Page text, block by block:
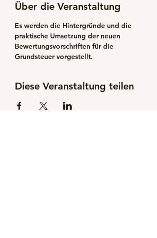
Über die Veranstaltung
Es werden die Hintergründe und die
praktische Umsetzung der neuen
Bewertungsvorschriften für die
Grundsteuer vorgestellt.
Diese Veranstaltung teilen